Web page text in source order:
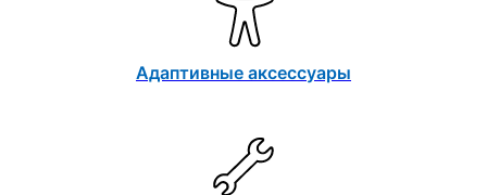
Адаптивные аксессуары